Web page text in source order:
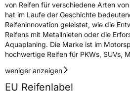
von Reifen für verschiedene Arten
hat im Laufe der Geschichte
Reifeninnovation geleistet, wie die
Reifens mit Metallnieten oder die
Aquaplaning. Die Marke ist im
hochwertige Reifen für PKWs, SUVs,
weniger anzeigen
EU Reifenlabel